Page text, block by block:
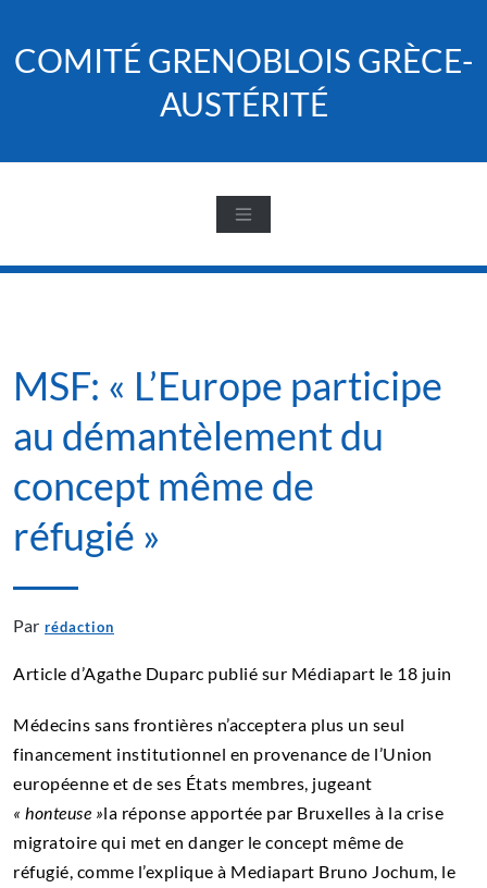
content
COMITÉ GRENOBLOIS GRÈCE-
AUSTÉRITÉ
MSF: « L’Europe participe
au démantèlement du
concept même de
réfugié »
Par rédaction
Article d’Agathe Duparc publié sur Médiapart le 18 juin
Médecins sans frontières n’acceptera plus un seul
financement institutionnel en provenance de l’Union
européenne et de ses États membres, jugeant
« honteuse »la réponse apportée par Bruxelles à la crise
migratoire qui met en danger le concept même de
réfugié, comme l’explique à Mediapart Bruno Jochum, le